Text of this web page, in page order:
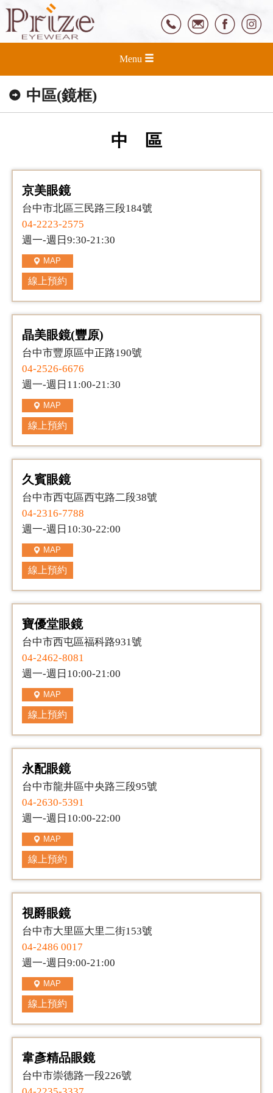
Menu
中區(鏡框)
中 區
京美眼鏡
台中市北區三民路三段184號
04-2223-2575
週一-週日9:30-21:30
MAP
線上預約
晶美眼鏡(豐原)
台中市豐原區中正路190號
04-2526-6676
週一-週日11:00-21:30
MAP
線上預約
久賓眼鏡
台中市西屯區西屯路二段38號
04-2316-7788
週一-週日10:30-22:00
MAP
線上預約
寶優堂眼鏡
台中市西屯區福科路931號
04-2462-8081
週一-週日10:00-21:00
MAP
線上預約
永配眼鏡
台中市龍井區中央路三段95號
04-2630-5391
週一-週日10:00-22:00
MAP
線上預約
視爵眼鏡
台中市大里區大里二街153號
04-2486 0017
週一-週日9:00-21:00
MAP
線上預約
韋彥精品眼鏡
台中市崇德路一段226號